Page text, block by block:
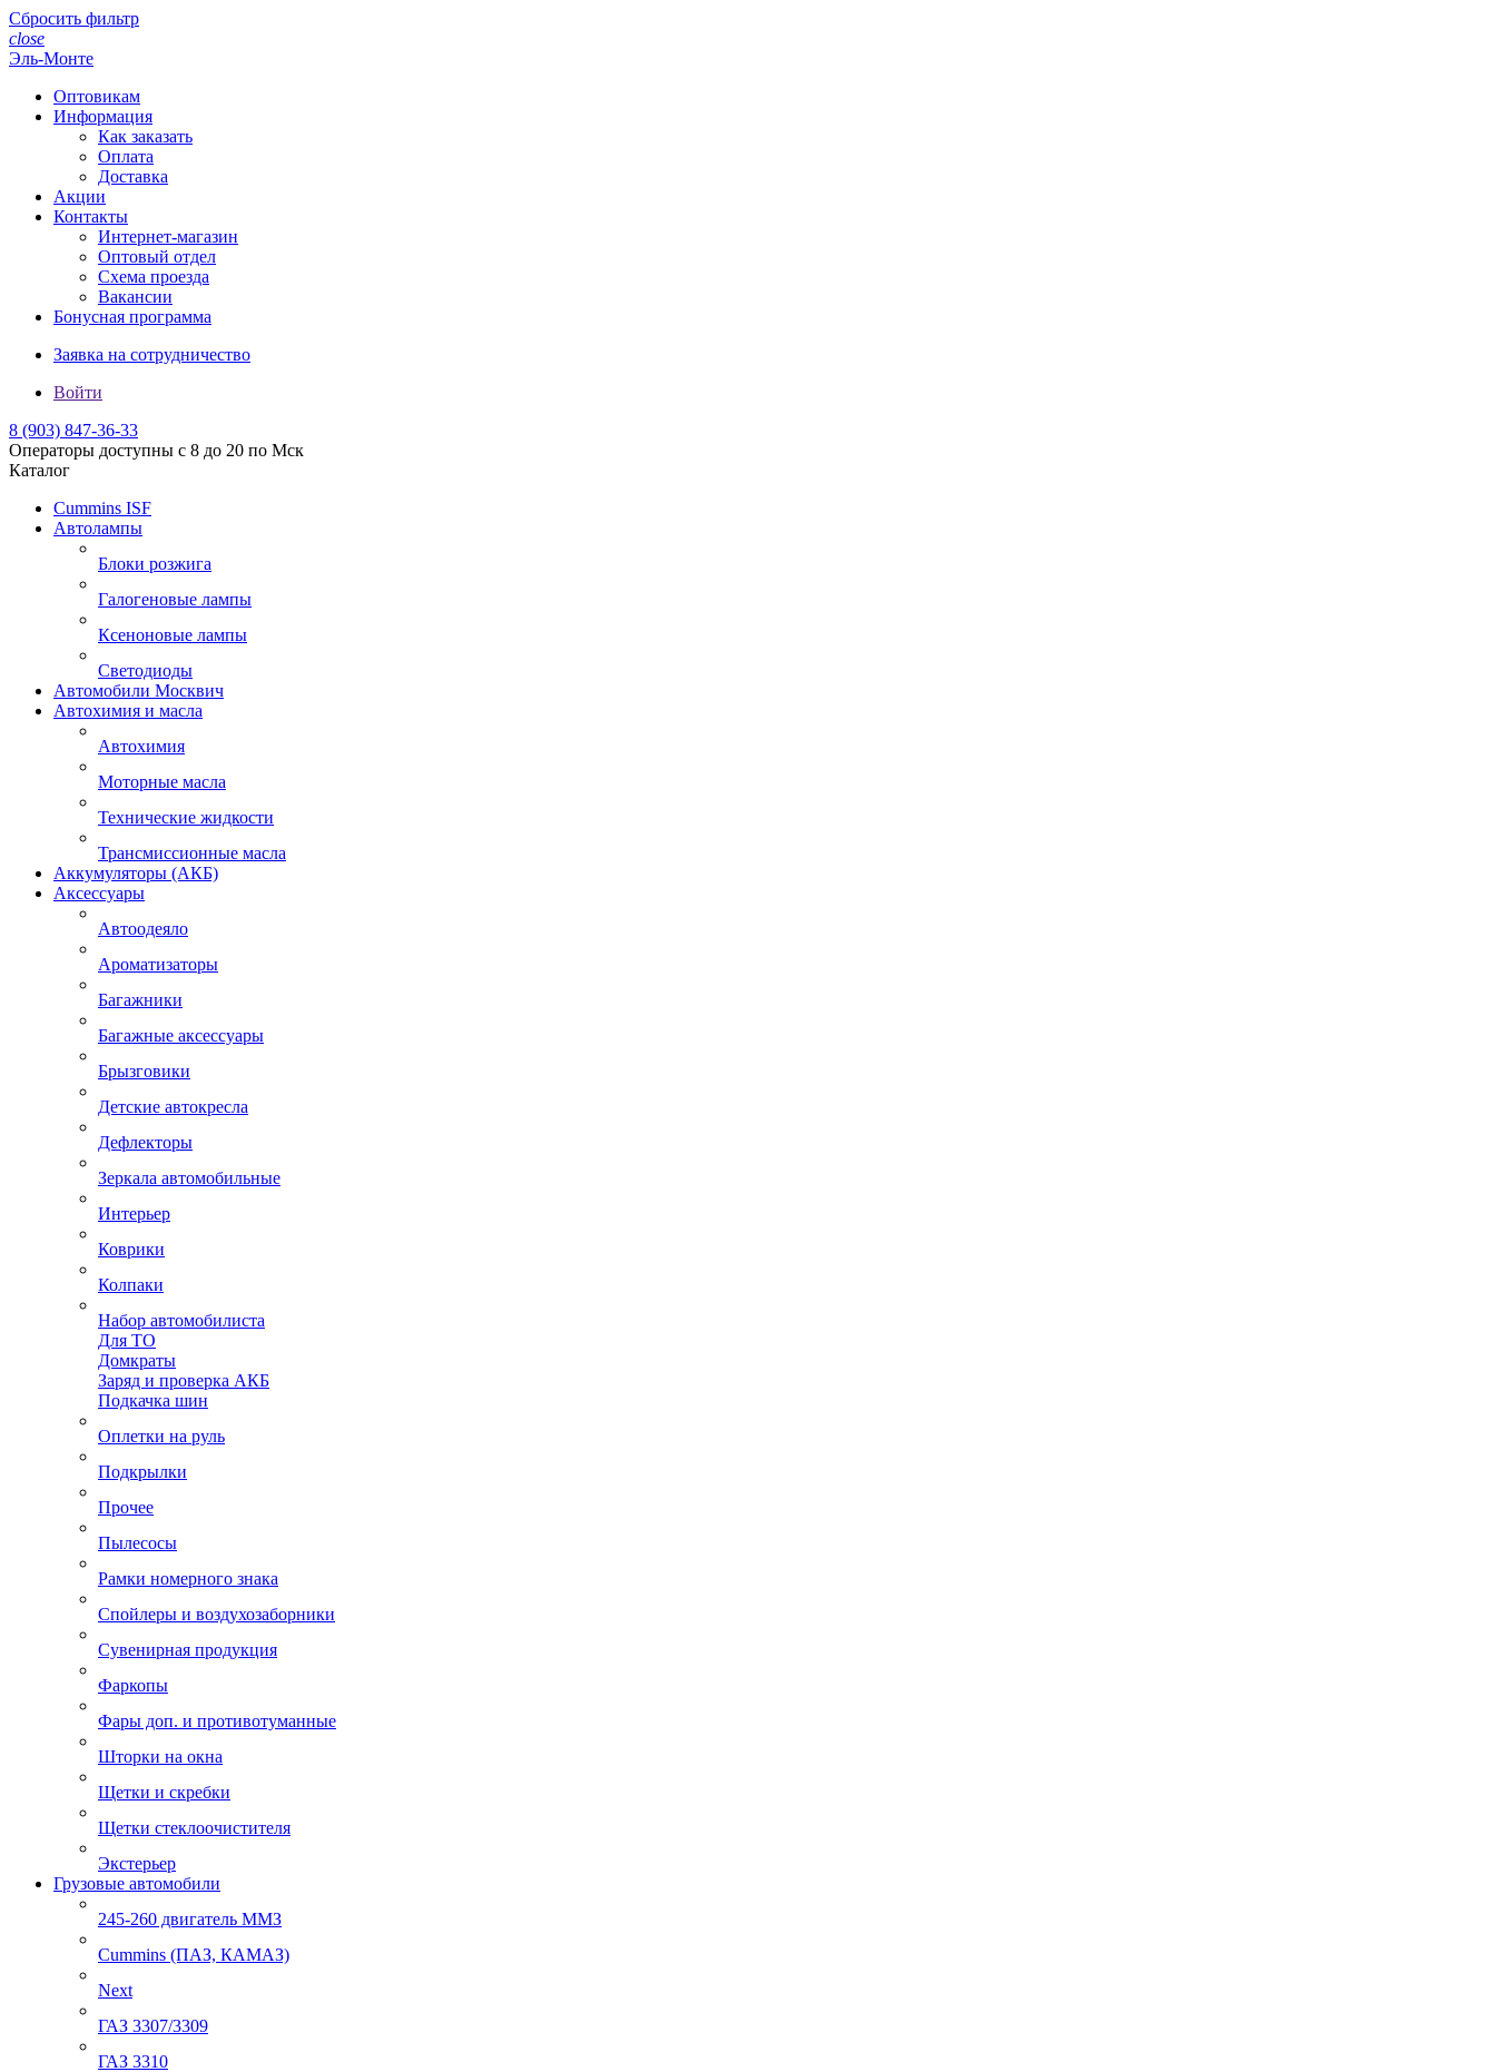
Сбросить фильтр
close
Эль-Монте
Оптовикам
Информация
Как заказать
Оплата
Доставка
Акции
Контакты
Интернет-магазин
Оптовый отдел
Схема проезда
Вакансии
Бонусная программа
Заявка на сотрудничество
Войти
8 (903) 847-36-33
Операторы доступны с 8 до 20 по Мск
Каталог
Cummins ISF
Автолампы
Блоки розжига
Галогеновые лампы
Ксеноновые лампы
Светодиоды
Автомобили Москвич
Автохимия и масла
Автохимия
Моторные масла
Технические жидкости
Трансмиссионные масла
Аккумуляторы (АКБ)
Аксессуары
Автоодеяло
Ароматизаторы
Багажники
Багажные аксессуары
Брызговики
Детские автокресла
Дефлекторы
Зеркала автомобильные
Интерьер
Коврики
Колпаки
Набор автомобилиста
Для ТО
Домкраты
Заряд и проверка АКБ
Подкачка шин
Оплетки на руль
Подкрылки
Прочее
Пылесосы
Рамки номерного знака
Спойлеры и воздухозаборники
Сувенирная продукция
Фаркопы
Фары доп. и противотуманные
Шторки на окна
Щетки и скребки
Щетки стеклоочистителя
Экстерьер
Грузовые автомобили
245-260 двигатель ММЗ
Cummins (ПАЗ, КАМАЗ)
Next
ГАЗ 3307/3309
ГАЗ 3310